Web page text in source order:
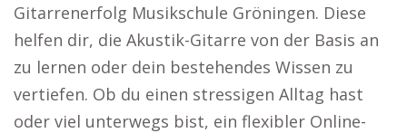
Gitarrenerfolg Musikschule Gröningen. Diese
helfen dir, die Akustik-Gitarre von der Basis an
zu lernen oder dein bestehendes Wissen zu
vertiefen. Ob du einen stressigen Alltag hast
oder viel unterwegs bist, ein flexibler Online-